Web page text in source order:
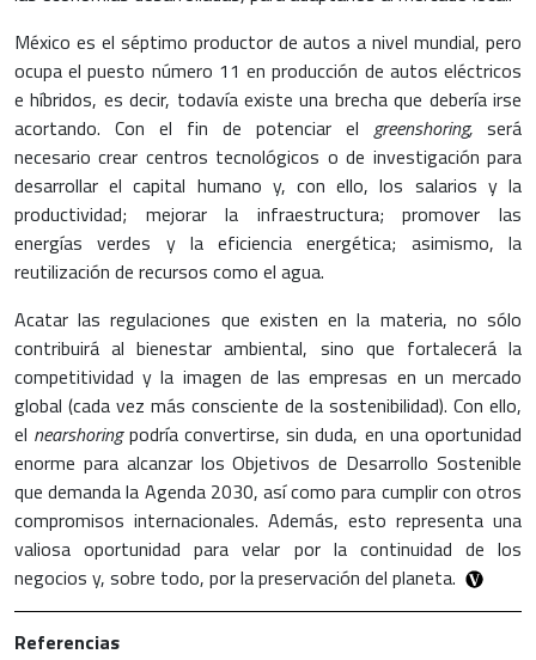
México es el séptimo productor de autos a nivel mundial, pero
ocupa el puesto número 11 en producción de autos eléctricos
e híbridos, es decir, todavía existe una brecha que debería irse
acortando. Con el fin de potenciar el greenshoring, será
necesario crear centros tecnológicos o de investigación para
desarrollar el capital humano y, con ello, los salarios y la
productividad; mejorar la infraestructura; promover las
energías verdes y la eficiencia energética; asimismo, la
reutilización de recursos como el agua.
Acatar las regulaciones que existen en la materia, no sólo
contribuirá al bienestar ambiental, sino que fortalecerá la
competitividad y la imagen de las empresas en un mercado
global (cada vez más consciente de la sostenibilidad). Con ello,
el nearshoringpodría convertirse, sin duda, en una oportunidad
enorme para alcanzar los Objetivos de Desarrollo Sostenible
que demanda la Agenda 2030, así como para cumplir con otros
compromisos internacionales. Además, esto representa una
valiosa oportunidad para velar por la continuidad de los
negocios y, sobre todo, por la preservación del planeta.
Referencias